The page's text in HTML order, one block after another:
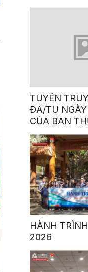
TUYÊN
ĐA/TU
CỦA BAN
THÀNH UỶ
PHÁT TRIỂN
TRẺ VÀ
LAI CỦA
ĐOẠN 2020
HÀNH
2026